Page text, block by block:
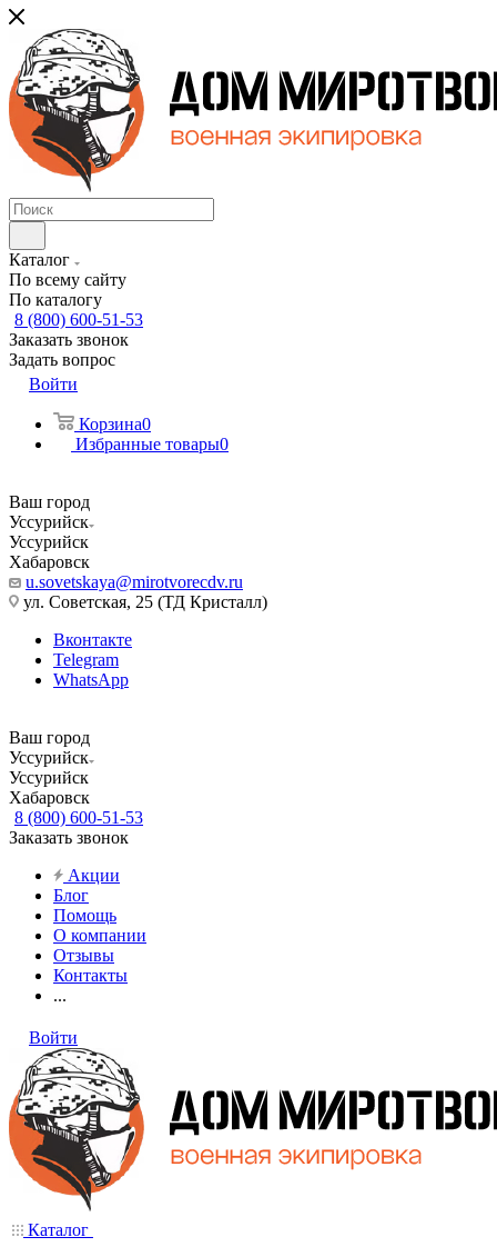
Каталог
По всему сайту
По каталогу
8 (800) 600-51-53
Заказать звонок
Задать вопрос
Войти
Корзина0
Избранные товары0
Ваш город
Уссурийск
Уссурийск
Хабаровск
u.sovetskaya@mirotvorecdv.ru
ул. Советская, 25 (ТД Кристалл)
Вконтакте
Telegram
WhatsApp
Ваш город
Уссурийск
Уссурийск
Хабаровск
8 (800) 600-51-53
Заказать звонок
Акции
Блог
Помощь
О компании
Отзывы
Контакты
...
Войти
Каталог